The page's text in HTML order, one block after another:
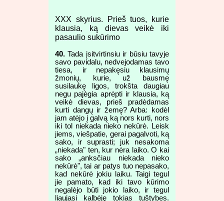
XXX skyrius. Prieš tuos, kurie
klausia, ką dievas veikė iki
pasaulio sukūrimo
40. Tada įsitvirtinsiu ir būsiu tavyje
savo pavidalu, nedvejodamas tavo
tiesa, ir nepakęsiu klausimų
žmonių, kurie, už bausmę
susilaukę ligos, trokšta daugiau
negu pajėgia aprėpti ir klausia, ką
veikė dievas, prieš pradėdamas
kurti dangų ir žemę? Arba: kodėl
jam atėjo į galvą ką nors kurti, nors
iki tol niekada nieko nekūrė. Leisk
jiems, viešpatie, gerai pagalvoti, ką
sako, ir suprasti; juk nesakoma
„niekada" ten, kur nėra laiko. O kai
sako „anksčiau niekada nieko
nekūrė", tai ar patys tuo nepasako,
kad nekūrė jokiu laiku. Taigi tegul
jie pamato, kad iki tavo kūrimo
negalėjo būti jokio laiko, ir tegul
liaujasi kalbėję tokias tuštybes.